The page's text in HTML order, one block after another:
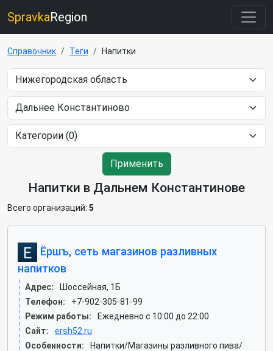
SpravkaRegion
Справочник Теги Напитки
Применить
Напитки в Дальнем Константинове
Всего организаций: 5
Ёршъ, сеть магазинов разливных
напитков
Адрес:
Шоссейная, 1Б
Телефон:
+7-902-305-81-99
Режим работы:
Ежедневно с 10:00 до 22:00
Сайт:
ersh52.ru
Особенности:
Напитки/Магазины разливного пива/